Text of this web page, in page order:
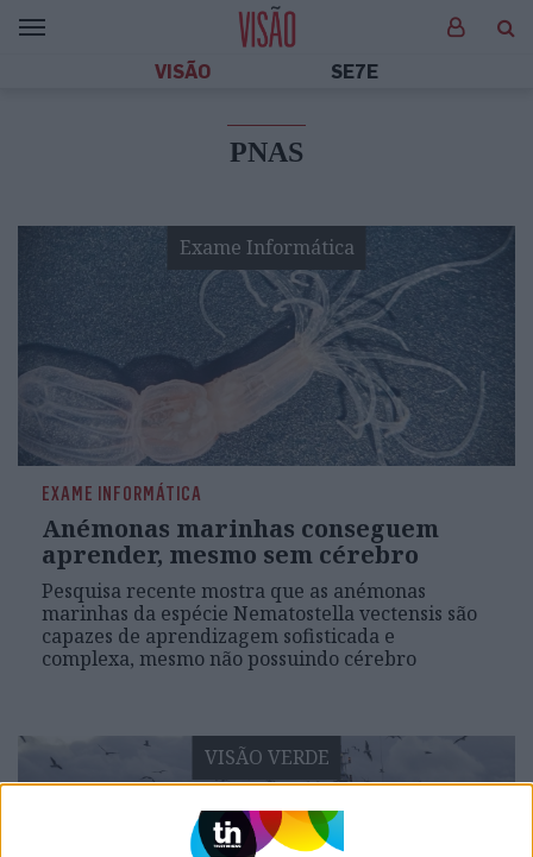
VISÃO SE7E
PNAS
Exame Informática
EXAME INFORMÁTICA
Anémonas marinhas conseguem
aprender, mesmo sem cérebro
Pesquisa recente mostra que as anémonas
marinhas da espécie Nematostella vectensis são
capazes de aprendizagem sofisticada e
complexa, mesmo não possuindo cérebro
VISÃO VERDE